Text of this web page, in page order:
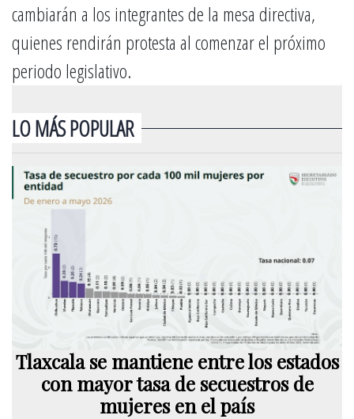
cambiarán a los integrantes de la mesa directiva,
quienes rendirán protesta al comenzar el próximo
periodo legislativo.
LO MÁS POPULAR
Tlaxcala se mantiene entre los estados
con mayor tasa de secuestros de
mujeres en el país